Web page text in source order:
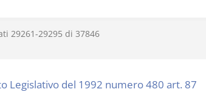
29261-29295 di 37846
Legislativo del 1992 numero 480 art. 87